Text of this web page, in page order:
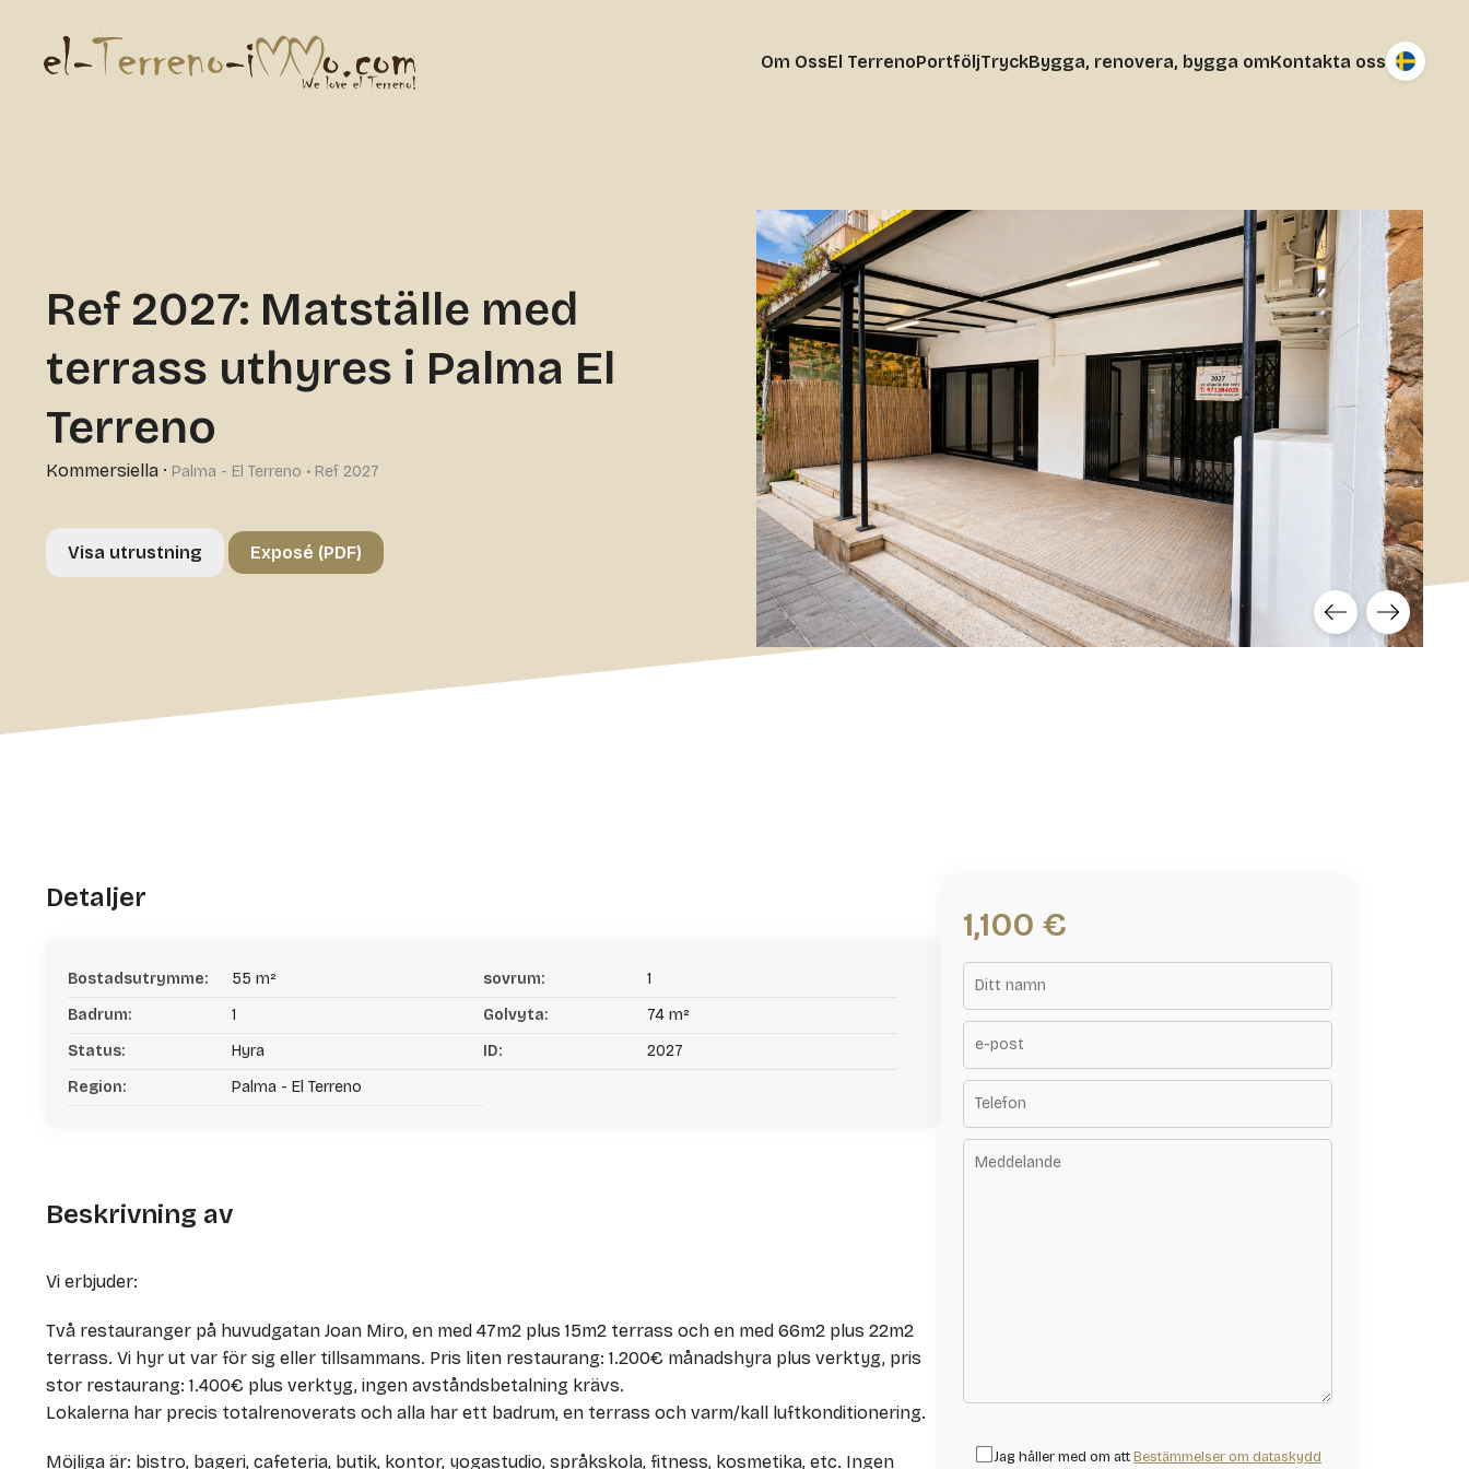
Om OssEl TerrenoPortföljTryckBygga, renovera, bygga omKontakta oss
Ref 2027: Matställe med
terrass uthyres i Palma El
Terreno
Kommersiella · Palma - El Terreno • Ref 2027
Visa utrustning Exposé (PDF)
Detaljer
Bostadsutrymme: 55 m² sovrum:
1
Badrum:
1 Golvyta:
74 m²
Status:
Hyra ID:
2027
Region:
Palma - El Terreno
Beskrivning av
Vi erbjuder:
Två restauranger på huvudgatan Joan Miro, en med 47m2 plus 15m2 terrass och en med 66m2 plus 22m2
terrass. Vi hyr ut var för sig eller tillsammans. Pris liten restaurang: 1.200€ månadshyra plus verktyg, pris
stor restaurang: 1.400€ plus verktyg, ingen avståndsbetalning krävs.
Lokalerna har precis totalrenoverats och alla har ett badrum, en terrass och varm/kall luftkonditionering.
Möjliga är: bistro, bageri, cafeteria, butik, kontor, yogastudio, språkskola, fitness, kosmetika, etc. Ingen
1,100 €
Jag håller med om attBestämmelser om dataskydd